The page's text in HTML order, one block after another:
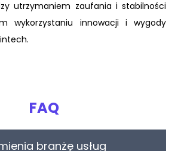
utrzymaniem zaufania i stabilności
wykorzystaniu innowacji i wygody
FAQ
branżę usług